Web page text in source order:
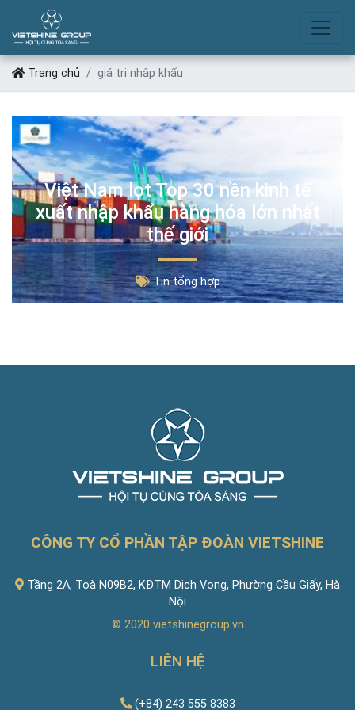
GIÁ TRỊ NHẬP KHẨU
Trang chủ giá trị nhập khẩu
Việt Nam lọt Top 30 nền kinh tế
xuất nhập khẩu hàng hóa lớn nhất
thế giới
Tin tổng hợp
CÔNG TY CỔ PHẦN TẬP ĐOÀN VIETSHINE
Tầng 2A, Toà N09B2, KĐTM Dịch Vọng, Phường Cầu Giấy, Hà
Nội
© 2020 vietshinegroup.vn
LIÊN HỆ
(+84) 243 555 8383